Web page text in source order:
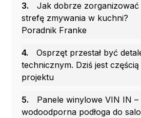
3.
Jak dobrze zorganizować
strefę zmywania w kuchni?
Poradnik Franke
4.
Osprzęt przestał być
technicznym. Dziś jest częścią
projektu
5.
Panele winylowe VIN IN –
wodoodporna podłoga do